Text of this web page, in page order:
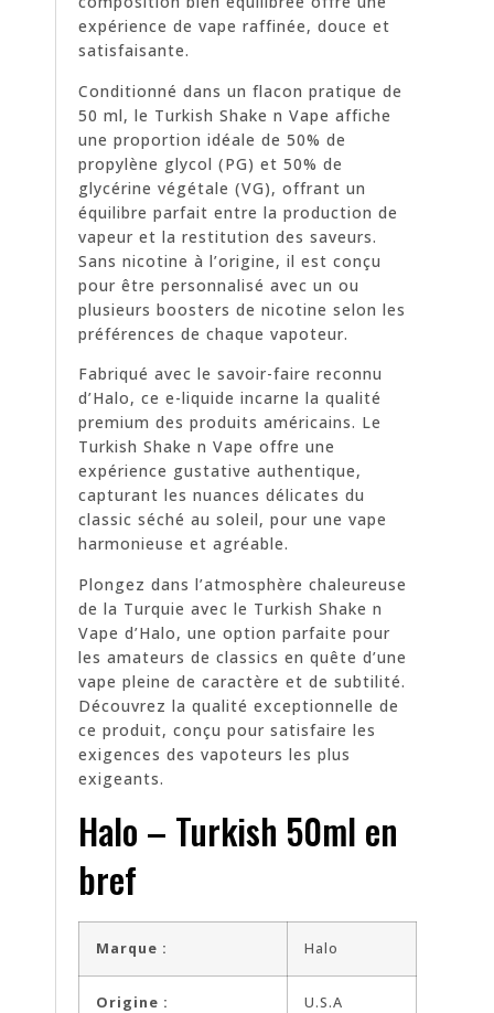
expérience de vape raffinée, douce et
satisfaisante.
Conditionné dans un flacon pratique de
50 ml, le Turkish Shake n Vape affiche
une proportion idéale de 50% de
propylène glycol (PG) et 50% de
glycérine végétale (VG), offrant un
équilibre parfait entre la production de
vapeur et la restitution des saveurs.
Sans nicotine à l’origine, il est conçu
pour être personnalisé avec un ou
plusieurs boosters de nicotine selon les
préférences de chaque vapoteur.
Fabriqué avec le savoir-faire reconnu
d’Halo, ce e-liquide incarne la qualité
premium des produits américains. Le
Turkish Shake n Vape offre une
expérience gustative authentique,
capturant les nuances délicates du
classic séché au soleil, pour une vape
harmonieuse et agréable.
Plongez dans l’atmosphère chaleureuse
de la Turquie avec le Turkish Shake n
Vape d’Halo, une option parfaite pour
les amateurs de classics en quête d’une
vape pleine de caractère et de subtilité.
Découvrez la qualité exceptionnelle de
ce produit, conçu pour satisfaire les
exigences des vapoteurs les plus
exigeants.
Halo – Turkish 50ml en
bref
Marque : Halo
Origine : U.S.A